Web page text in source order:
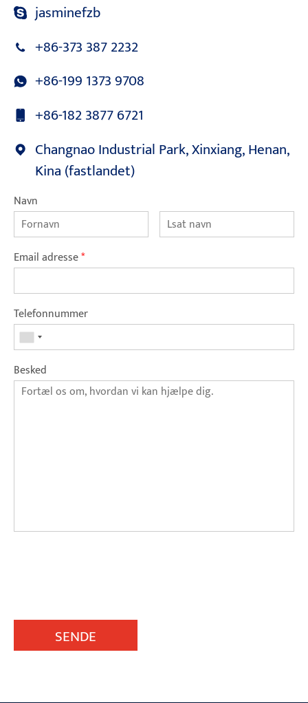
jasminefzb
+86-373 387 2232
+86-199 1373 9708
+86-182 3877 6721
Changnao Industrial Park, Xinxiang, Henan,
Kina (fastlandet)
Navn
Email adresse*
Telefonnummer
Besked
SENDE